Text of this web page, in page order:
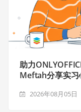
助力
Meftah分享实习
2026年08月05日